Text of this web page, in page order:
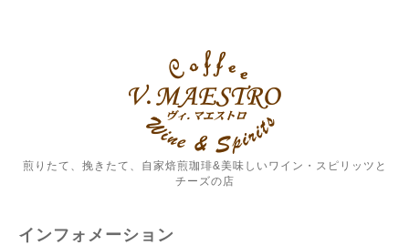
煎りたて、挽きたて、自家焙煎珈琲&美味しいワイン・スピリッツと
チーズの店
インフォメーション